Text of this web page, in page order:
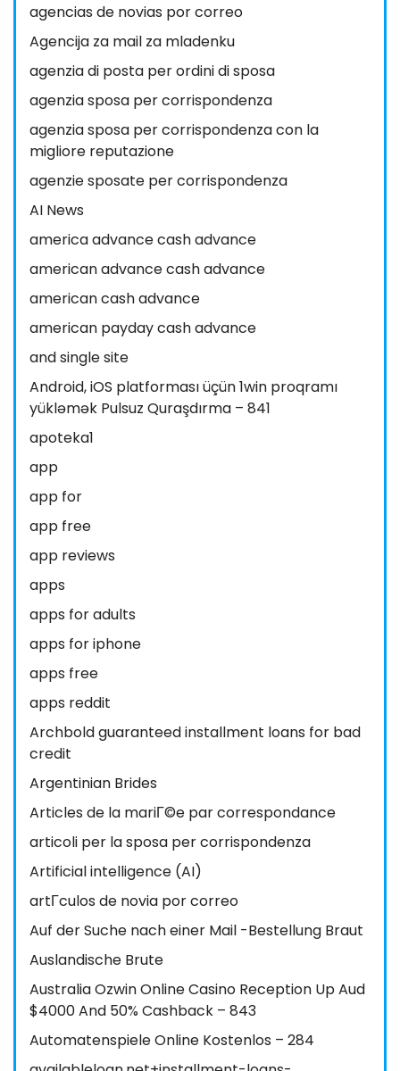
agencias de novias por correo
Agencija za mail za mladenku
agenzia di posta per ordini di sposa
agenzia sposa per corrispondenza
agenzia sposa per corrispondenza con la
migliore reputazione
agenzie sposate per corrispondenza
AI News
america advance cash advance
american advance cash advance
american cash advance
american payday cash advance
and single site
Android, iOS platforması üçün 1win proqramı
yükləmək Pulsuz Quraşdırma – 841
apoteka1
app
app for
app free
app reviews
apps
apps for adults
apps for iphone
apps free
apps reddit
Archbold guaranteed installment loans for bad
credit
Argentinian Brides
Articles de la mariГ©e par correspondance
articoli per la sposa per corrispondenza
Artificial intelligence (AI)
artГ­culos de novia por correo
Auf der Suche nach einer Mail -Bestellung Braut
Auslandische Brute
Australia Ozwin Online Casino Reception Up Aud
$4000 And 50% Cashback – 843
Automatenspiele Online Kostenlos – 284